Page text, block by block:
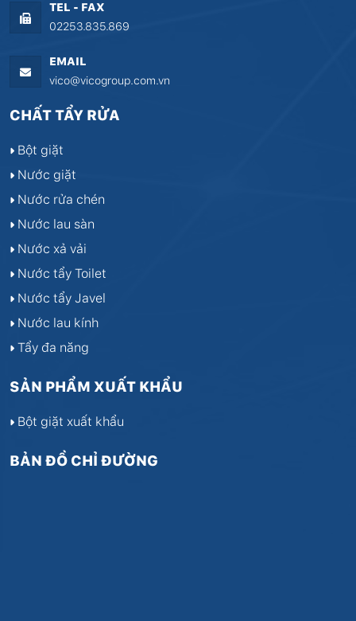
TEL - FAX
02253.835.869
EMAIL
vico@vicogroup.com.vn
CHẤT TẨY RỬA
Bột giặt
Nước giặt
Nước rửa chén
Nước lau sàn
Nước xả vải
Nước tẩy Toilet
Nước tẩy Javel
Nước lau kính
Tẩy đa năng
SẢN PHẨM XUẤT KHẨU
Bột giặt xuất khẩu
BẢN ĐỒ CHỈ ĐƯỜNG